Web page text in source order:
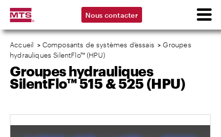
Nous contacter
Accueil > Composants de systèmes d’essais >Groupes
hydrauliques SilentFlo™ (HPU)
Groupes hydrauliques
SilentFlo™ 515 & 525 (HPU)